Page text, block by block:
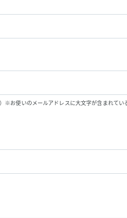
※お使いのメールアドレスに大文字が含まれてい